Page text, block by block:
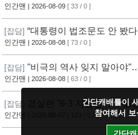
봐달라"
인간맨 | 2026-08-09 [ 33 / 0 ]
[잡담] “대통령이 법조문도 안 봤
반발 심화
인간맨 | 2026-08-08 [ 73 / 0 ]
[잡담] "비극의 역사 잊지 말아야
날' 행사
인간맨 | 2026-08-08 [ 63 / 0 ]
[잡담]
경실련 "6·3 지방선거 수도
자"
인간맨
간단캐배틀이
참여해서